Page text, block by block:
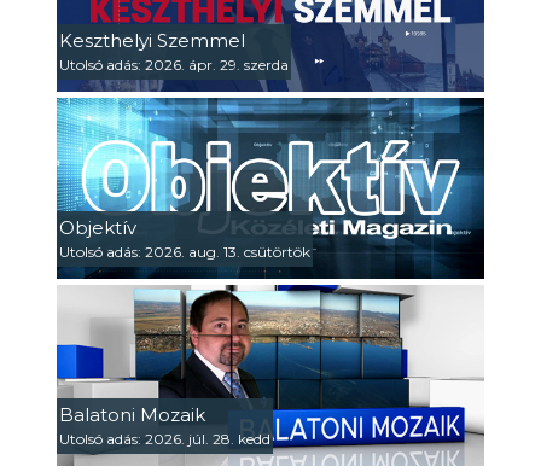
Keszthelyi Szemmel
Utolsó adás: 2026. ápr. 29. szerda
Objektív
Utolsó adás: 2026. aug. 13. csütörtök
Balatoni Mozaik
Utolsó adás: 2026. júl. 28. kedd